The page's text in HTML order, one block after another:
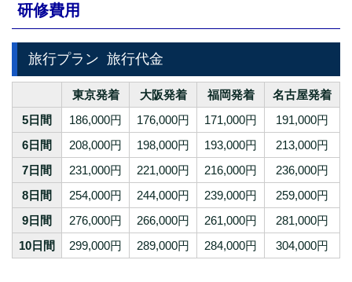
研修費用
旅行プラン 旅行代金
東京発着 大阪発着 福岡発着
名古屋発着
5日間
186,000円 176,000円 171,000円
191,000円
6日間
208,000円 198,000円 193,000円
213,000円
7日間
231,000円 221,000円 216,000円
236,000円
8日間
254,000円 244,000円 239,000円
259,000円
9日間
276,000円 266,000円 261,000円
281,000円
10日間
299,000円 289,000円 284,000円 304,000円